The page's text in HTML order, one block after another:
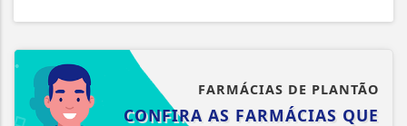
FARMÁCIAS DE PLANTÃO
CONFIRA AS FARMÁCIAS QUE